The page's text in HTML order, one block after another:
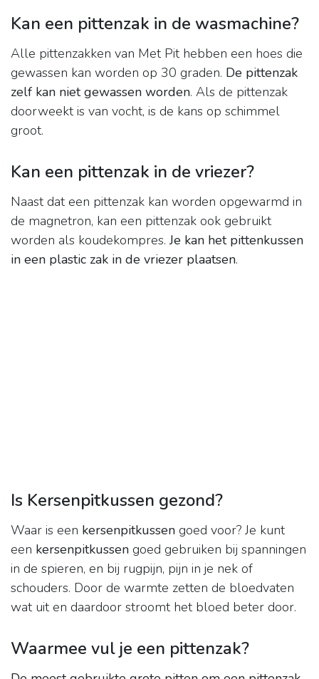
Kan een pittenzak in de wasmachine?
Alle pittenzakken van Met Pit hebben een hoes die
gewassen kan worden op 30 graden. De pittenzak
zelf kan niet gewassen worden. Als de pittenzak
doorweekt is van vocht, is de kans op schimmel
groot.
Kan een pittenzak in de vriezer?
Naast dat een pittenzak kan worden opgewarmd in
de magnetron, kan een pittenzak ook gebruikt
worden als koudekompres.Je kan het pittenkussen
in een plastic zak in de vriezer plaatsen.
Is Kersenpitkussen gezond?
Waar is een kersenpitkussen goed voor? Je kunt
een kersenpitkussen goed gebruiken bij spanningen
in de spieren, en bij rugpijn, pijn in je nek of
schouders. Door de warmte zetten de bloedvaten
wat uit en daardoor stroomt het bloed beter door.
Waarmee vul je een pittenzak?